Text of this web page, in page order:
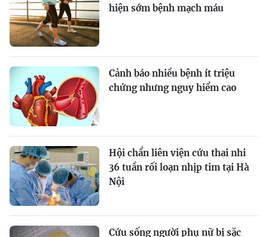
hiện sớm bệnh mạch máu
Cảnh báo nhiều bệnh ít triệu
chứng nhưng nguy hiểm cao
Hội chẩn liên viện cứu thai nhi
36 tuần rối loạn nhịp tim tại Hà
Nội
Cứu sống người phụ nữ bị sặc